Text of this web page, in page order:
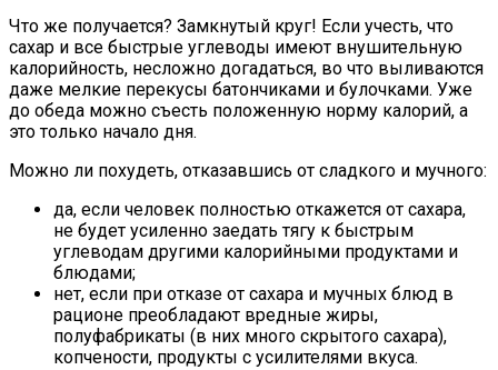
Что же получается? Замкнутый круг! Если учесть, что
сахар и все быстрые углеводы имеют внушительную
калорийность, несложно догадаться, во что выливаются
даже мелкие перекусы батончиками и булочками. Уже
до обеда можно съесть положенную норму калорий, а
это только начало дня.
Можно ли похудеть, отказавшись от сладкого и мучного:
да, если человек полностью откажется от сахара,
не будет усиленно заедать тягу к быстрым
углеводам другими калорийными продуктами и
блюдами;
нет, если при отказе от сахара и мучных блюд в
рационе преобладают вредные жиры,
полуфабрикаты (в них много скрытого сахара),
копчености, продукты с усилителями вкуса.